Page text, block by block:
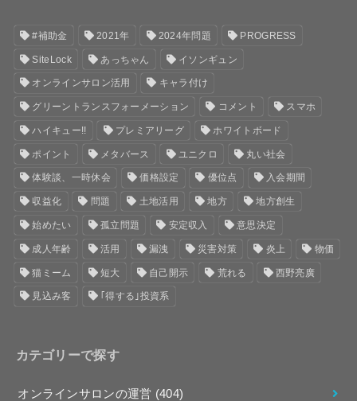
#補助金 2021年 2024年問題 PROGRESS
SiteLock あっちゃん イソンギュン
オンラインサロン活用 キャラ付け
グリーントランスフォーメーション コメント スマホ
ハイキュー!! プレミアリーグ ホワイトボード
ポイント メタバース ユニクロ 丸い社会
体験談、一時休会 価格設定 優位点 入会期間
収益化 問題 土地活用 地方 地方創生
始めたい 孤立問題 安定収入 意思決定
成人年齢 活用 漏洩 災害対策 炎上 物価
猫ミーム 短大 自己開示 荒れる 西野亮廣
見込み客 ｢得する｣投資系
カテゴリーで探す
オンラインサロンの運営 (404)